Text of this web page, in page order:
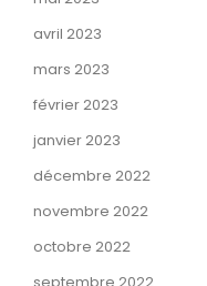
avril 2023
mars 2023
février 2023
janvier 2023
décembre 2022
novembre 2022
octobre 2022
septembre 2022